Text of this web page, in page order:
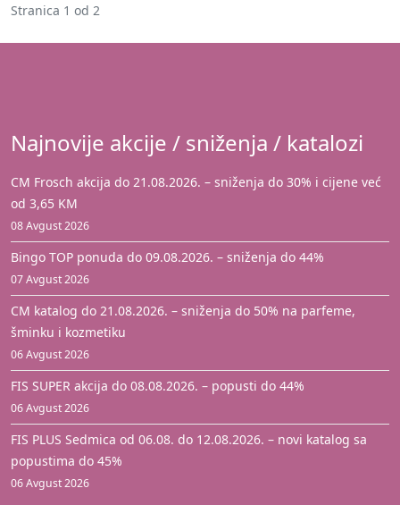
Stranica 1 od 2
Najnovije akcije / sniženja / katalozi
CM Frosch akcija do 21.08.2026. – sniženja do 30% i cijene već
od 3,65 KM
08 Avgust 2026
Bingo TOP ponuda do 09.08.2026. – sniženja do 44%
07 Avgust 2026
CM katalog do 21.08.2026. – sniženja do 50% na parfeme,
šminku i kozmetiku
06 Avgust 2026
FIS SUPER akcija do 08.08.2026. – popusti do 44%
06 Avgust 2026
FIS PLUS Sedmica od 06.08. do 12.08.2026. – novi katalog sa
popustima do 45%
06 Avgust 2026